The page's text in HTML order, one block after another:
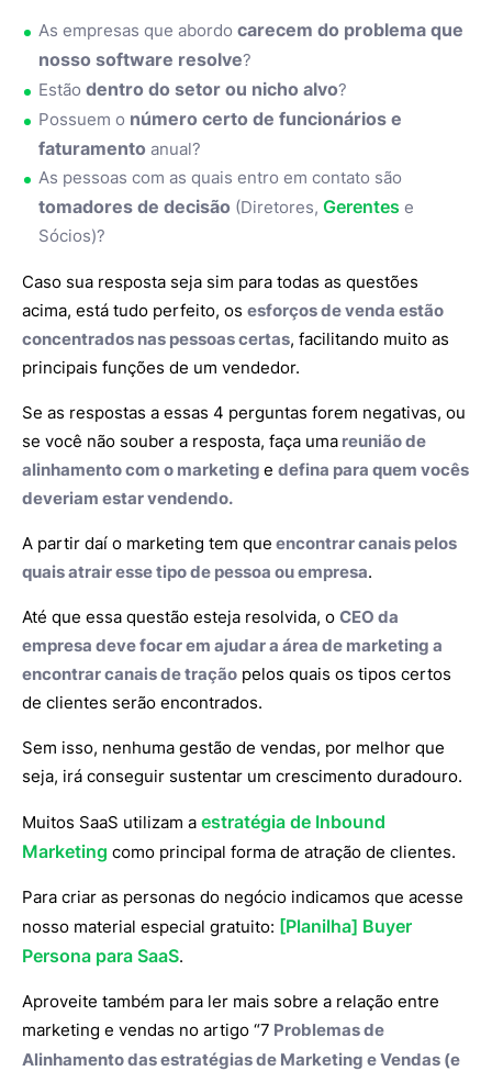
As empresas que abordo carecem do problema que
nosso software resolve?
Estão dentro do setor ou nicho alvo?
Possuem o número certo de funcionários e
faturamento anual?
As pessoas com as quais entro em contato são
tomadores de decisão (Diretores, Gerentes e
Sócios)?
Caso sua resposta seja sim para todas as questões
acima, está tudo perfeito, os esforços de venda estão
concentrados nas pessoas certas, facilitando muito as
principais funções de um vendedor.
Se as respostas a essas 4 perguntas forem negativas, ou
se você não souber a resposta, faça uma reunião de
alinhamento com o marketing e defina para quem vocês
deveriam estar vendendo.
A partir daí o marketing tem que encontrar canais pelos
quais atrair esse tipo de pessoa ou empresa.
Até que essa questão esteja resolvida, o CEO da
empresa deve focar em ajudar a área de marketing a
encontrar canais de tração pelos quais os tipos certos
de clientes serão encontrados.
Sem isso, nenhuma gestão de vendas, por melhor que
seja, irá conseguir sustentar um crescimento duradouro.
Muitos SaaS utilizam a estratégia de Inbound
Marketing como principal forma de atração de clientes.
Para criar as personas do negócio indicamos que acesse
nosso material especial gratuito: [Planilha] Buyer
Persona para SaaS.
Aproveite também para ler mais sobre a relação entre
marketing e vendas no artigo “7 Problemas de
Alinhamento dasestratégias de Marketing e Vendas (e